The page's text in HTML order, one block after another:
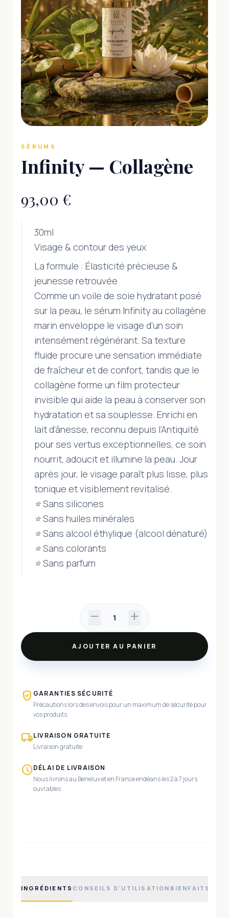
SÉRUMS
Infinity — Collagène
93,00 €
30ml
Visage & contour des yeux
La formule : Élasticité précieuse &
jeunesse retrouvée
Comme un voile de soie hydratant posé
sur la peau, le sérum Infinity au collagène
marin enveloppe le visage d’un soin
intensément régénérant. Sa texture
fluide procure une sensation immédiate
de fraîcheur et de confort, tandis que le
collagène forme un film protecteur
invisible qui aide la peau à conserver son
hydratation et sa souplesse. Enrichi en
lait d’ânesse, reconnu depuis l’Antiquité
pour ses vertus exceptionnelles, ce soin
nourrit, adoucit et illumine la peau. Jour
après jour, le visage paraît plus lisse, plus
tonique et visiblement revitalisé.
⭐ Sans silicones
⭐ Sans huiles minérales
⭐ Sans alcool éthylique (alcool dénaturé)
⭐ Sans colorants
⭐ Sans parfum
remove 1 add
AJOUTER AU PANIER
verified_user GARANTIES SÉCURITÉ
Précautions lors des envois pour un maximum de sécurité pour
vos produits
local_shippingLIVRAISON GRATUITE
Livraison gratuite
scheduleDÉLAI DE LIVRAISON
Nous livrons au Benelux et en France endéans les 2 à 7 jours
ouvrables
INGRÉDIENTS CONSEILS D'UTILISATION BIENFAITS